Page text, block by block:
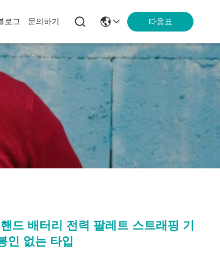
로그 문의하기 따옴표
드 배터리 전력 팔레트 스트래핑 기
인 없는 타입